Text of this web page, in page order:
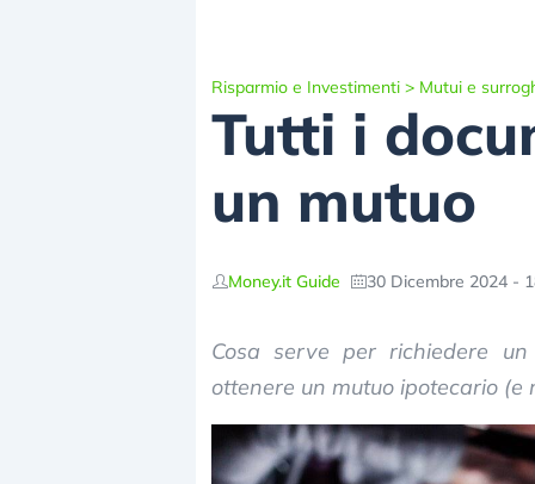
Risparmio e Investimenti > Mutui e
Tutti i
un mutuo
Money.it Guide 30 Dicembre 2024 -
Cosa serve per richiedere
ottenere un mutuo ipotecario (e